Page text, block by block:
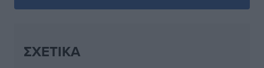
ΣΧΕΤΙΚΆ